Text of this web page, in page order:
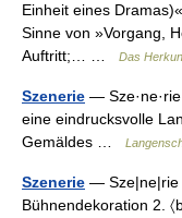
Einheit eines
Sinne von »Vorgang,
Auftritt;… …
Das
Szenerie —
eine eindrucksvolle
Gemäldes …
Szenerie — Sze|ne|rie
Bühnendekoration 2.